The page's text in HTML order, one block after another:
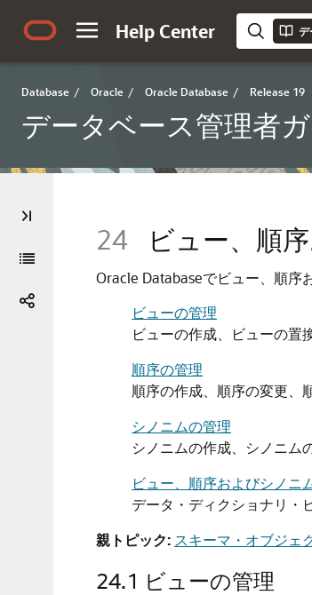
Help Center デ
Database / Oracle / Oracle Database / Release 19
データベース管理者
24 ビュー、順
Oracle Databaseでビュー、順序
ビューの管理
ビューの作成、ビューの置
順序の管理
順序の作成、順序の変更、
シノニムの管理
シノニムの作成、シノニム
ビュー、順序およびシノニ
データ・ディクショナリ・
親トピック: スキーマ・オブジェ
24.1 ビューの管理